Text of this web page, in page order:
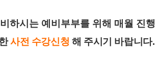
하시는 예비부부를 위해 매월 진행
사전 수강신청 해 주시기 바랍니다.